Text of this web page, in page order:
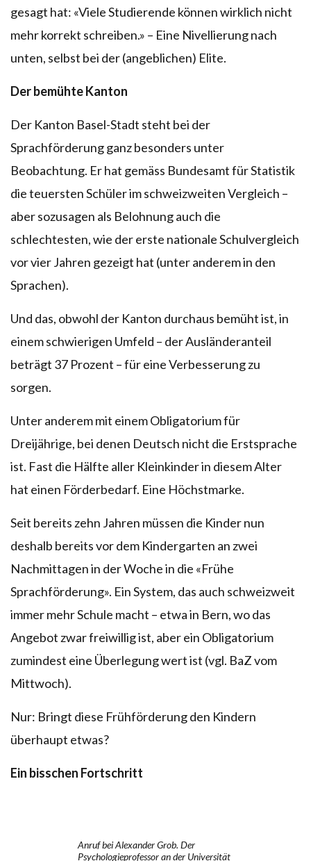
gesagt hat: «Viele Studierende können wirklich nicht
mehr korrekt schreiben.» – Eine Nivellierung nach
unten, selbst bei der (angeblichen) Elite.
Der bemühte Kanton
Der Kanton Basel-Stadt steht bei der
Sprachförderung ganz besonders unter
Beobachtung. Er hat gemäss Bundesamt für Statistik
die teuersten Schüler im schweizweiten Vergleich –
aber sozusagen als Belohnung auch die
schlechtesten, wie der erste nationale Schulvergleich
vor vier Jahren gezeigt hat (unter anderem in den
Sprachen).
Und das, obwohl der Kanton durchaus bemüht ist, in
einem schwierigen Umfeld – der Ausländeranteil
beträgt 37 Prozent – für eine Verbesserung zu
sorgen.
Unter anderem mit einem Obligatorium für
Dreijährige, bei denen Deutsch nicht die Erstsprache
ist. Fast die Hälfte aller Kleinkinder in diesem Alter
hat einen Förderbedarf. Eine Höchstmarke.
Seit bereits zehn Jahren müssen die Kinder nun
deshalb bereits vor dem Kindergarten an zwei
Nachmittagen in der Woche in die «Frühe
Sprachförderung». Ein System, das auch schweizweit
immer mehr Schule macht – etwa in Bern, wo das
Angebot zwar freiwillig ist, aber ein Obligatorium
zumindest eine Überlegung wert ist (vgl. BaZ vom
Mittwoch).
Nur: Bringt diese Frühförderung den Kindern
überhaupt etwas?
Ein bisschen Fortschritt
Anruf bei Alexander Grob. Der
Psychologieprofessor an der Universität